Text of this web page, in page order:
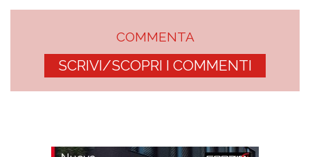
COMMENTA
SCRIVI/SCOPRI I COMMENTI